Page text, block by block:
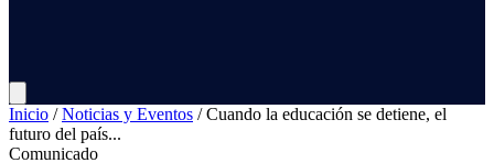
Inicio / Noticias y Eventos / Cuando la educación se detiene, el
futuro del país...
Comunicado